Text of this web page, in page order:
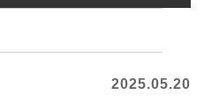
2025.05.20